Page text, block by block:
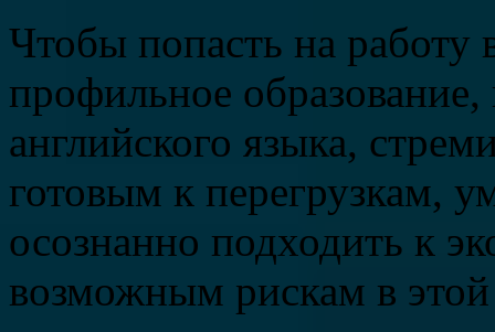
Чтобы попасть на
профильное
английского языка,
готовым к перегрузкам,
осознанно подходить к
возможным рискам в